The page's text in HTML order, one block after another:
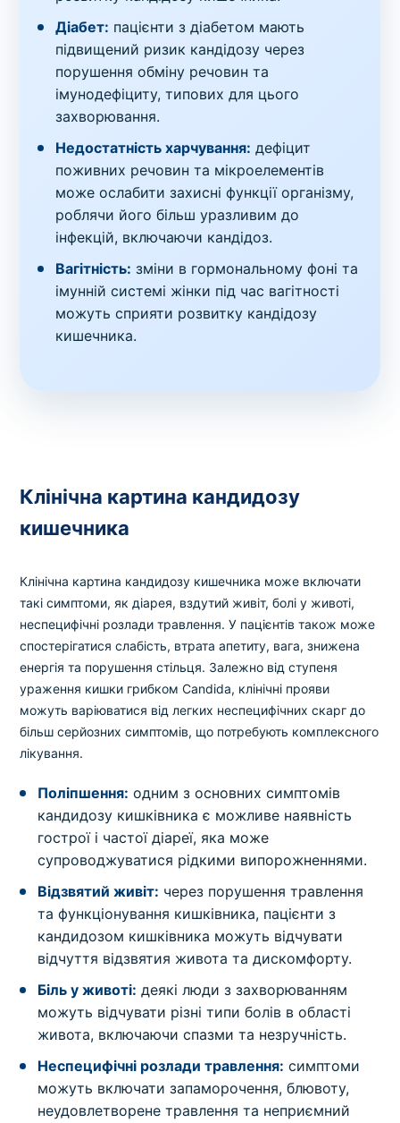
Діабет: пацієнти з діабетом мають
підвищений ризик кандідозу через
порушення обміну речовин та
імунодефіциту, типових для цього
захворювання.
Недостатність харчування: дефіцит
поживних речовин та мікроелементів
може ослабити захисні функції організму,
роблячи його більш уразливим до
інфекцій, включаючи кандідоз.
Вагітність: зміни в гормональному фоні та
імунній системі жінки під час вагітності
можуть сприяти розвитку кандідозу
кишечника.
Клінічна картина кандидозу
кишечника
Клінічна картина кандидозу кишечника може включати
такі симптоми, як діарея, вздутий живіт, болі у животі,
неспецифічні розлади травлення. У пацієнтів також може
спостерігатися слабість, втрата апетиту, вага, знижена
енергія та порушення стільця. Залежно від ступеня
ураження кишки грибком Candida, клінічні прояви
можуть варіюватися від легких неспецифічних скарг до
більш серйозних симптомів, що потребують комплексного
лікування.
Поліпшення: одним з основних симптомів
кандидозу кишківника є можливе наявність
гострої і частої діареї, яка може
супроводжуватися рідкими випорожненнями.
Відзвятий живіт: через порушення травлення
та функціонування кишківника, пацієнти з
кандидозом кишківника можуть відчувати
відчуття відзвятия живота та дискомфорту.
Біль у животі: деякі люди з захворюванням
можуть відчувати різні типи болів в області
живота, включаючи спазми та незручність.
Неспецифічні розлади травлення: симптоми
можуть включати запаморочення, блювоту,
неудовлетворене травлення та неприємний